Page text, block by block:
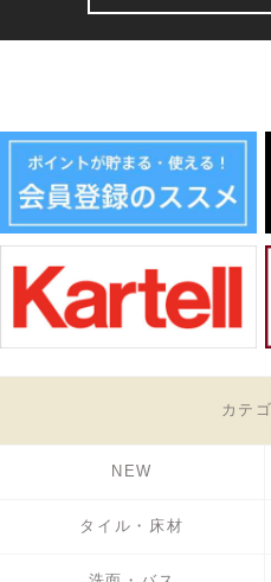
カテ
NEW
タイル・床材